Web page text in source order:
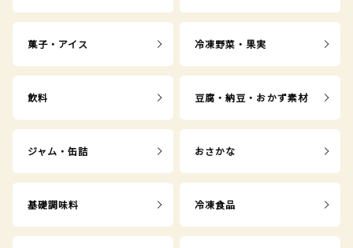
菓子・アイス 冷凍野菜・果実
飲料 豆腐・納豆・おかず素材
ジャム・缶詰 おさかな
基礎調味料 冷凍食品